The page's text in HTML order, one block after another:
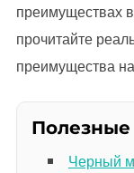
преимуществах
прочитайте
преимущества
Черный